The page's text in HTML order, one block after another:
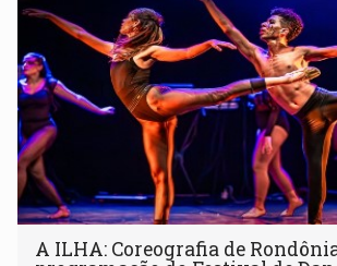
A ILHA: Coreografia de